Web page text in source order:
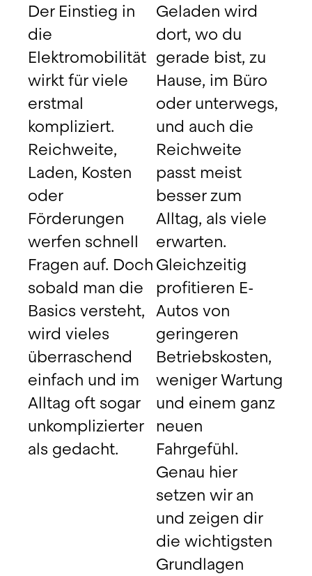
Der Einstieg in
die
Elektromobilität
wirkt für viele
erstmal
kompliziert.
Reichweite,
Laden, Kosten
oder
Förderungen
werfen schnell
Fragen auf. Doch
sobald man die
Basics versteht,
wird vieles
überraschend
einfach und im
Alltag oft sogar
unkomplizierter
als gedacht.
Geladen wird
dort, wo du
gerade bist, zu
Hause, im Büro
oder unterwegs,
und auch die
Reichweite
passt meist
besser zum
Alltag, als viele
erwarten.
Gleichzeitig
profitieren E-
Autos von
geringeren
Betriebskosten,
weniger Wartung
und einem ganz
neuen
Fahrgefühl.
Genau hier
setzen wir an
und zeigen dir
die wichtigsten
Grundlagen